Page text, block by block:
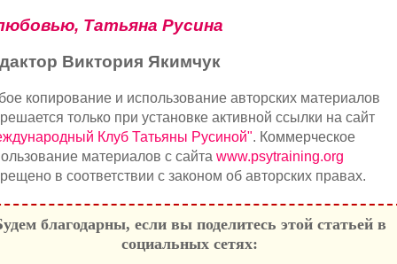
Татьяна Русина
Виктория Якимчук
копирование и использование авторских материалов
только при установке активной ссылки на сайт
Клуб Татьяны Русиной". Коммерческое
материалов с сайта www.psytraining.org
в соответствии с законом об авторских правах.
благодарны, если вы поделитесь этой статьей в
социальных сетях: